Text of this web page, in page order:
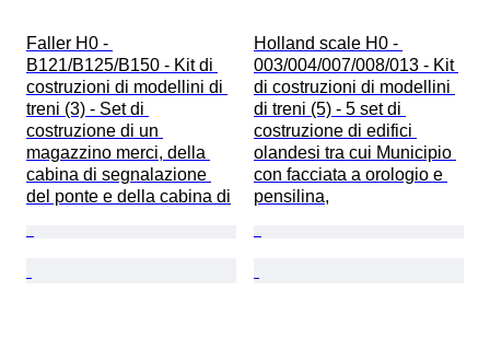
Faller H0 -
B121/B125/B150 - Kit di
costruzioni di modellini di
treni (3) - Set di
costruzione di un
magazzino merci, della
cabina di segnalazione
del ponte e della cabina di
Holland scale H0 -
003/004/007/008/013 - Kit
di costruzioni di modellini
di treni (5) - 5 set di
costruzione di edifici
olandesi tra cui Municipio
con facciata a orologio e
pensilina,